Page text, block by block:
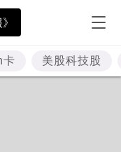
卡 美股科技股